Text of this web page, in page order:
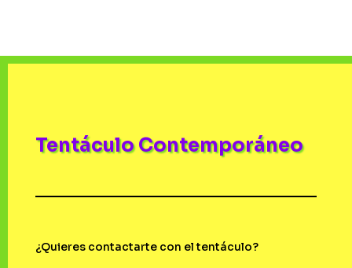
Tentáculo Contemporáneo
¿Quieres contactarte con el tentáculo?